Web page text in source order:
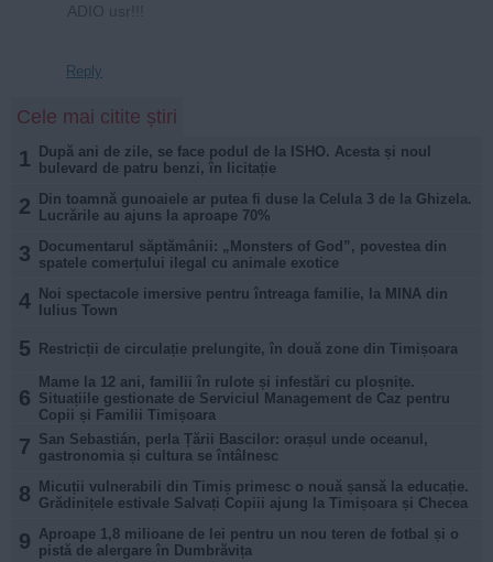
Reply
Cele mai citite știri
1
După ani de zile, se face podul de la ISHO. Acesta și noul
bulevard de patru benzi, în licitație
2
Din toamnă gunoaiele ar putea fi duse la Celula 3 de la Ghizela.
Lucrările au ajuns la aproape 70%
3
Documentarul săptămânii: „Monsters of God”, povestea din
spatele comerțului ilegal cu animale exotice
4
Noi spectacole imersive pentru întreaga familie, la MINA din
Iulius Town
5 Restricții de circulație prelungite, în două zone din Timișoara
6
Mame la 12 ani, familii în rulote și infestări cu ploșnițe.
Situațiile gestionate de Serviciul Management de Caz pentru
Copii și Familii Timișoara
7 San Sebastián, perla Țării Bascilor: orașul unde oceanul,
gastronomia și cultura se întâlnesc
8
Micuții vulnerabili din Timiș primesc o nouă șansă la educație.
Grădinițele estivale Salvați Copiii ajung la Timișoara și Checea
9 Aproape 1,8 milioane de lei pentru un nou teren de fotbal și o
pistă de alergare în Dumbrăvița